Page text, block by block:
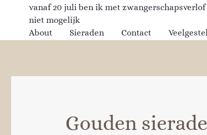
vanaf 20 juli ben ik met
niet mogelijk
About
Sieraden Contact
Gouden